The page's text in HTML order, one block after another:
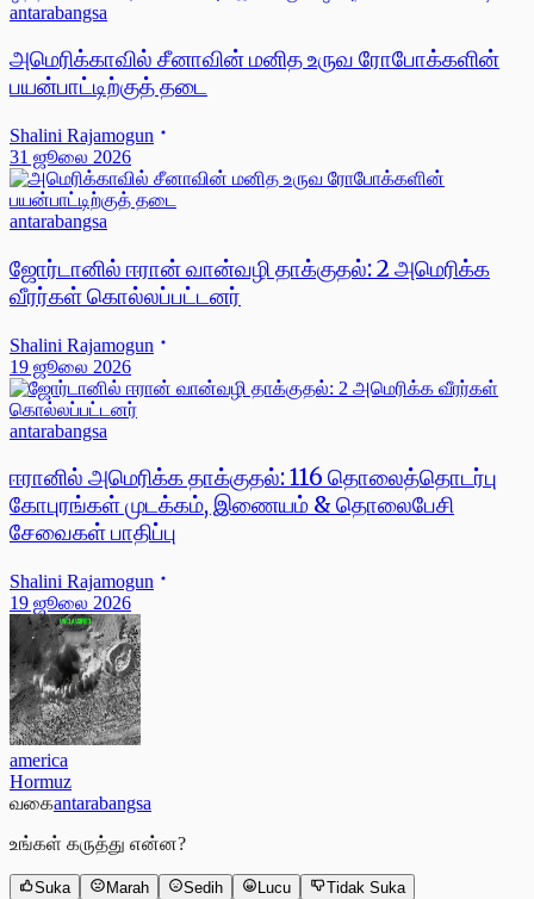
antarabangsa
அமெரிக்காவில் சீனாவின் மனித உருவ ரோபோக்களின்
பயன்பாட்டிற்குத் தடை
Shalini Rajamogun
31 ஜூலை 2026
antarabangsa
ஜோர்டானில் ஈரான் வான்வழி தாக்குதல்: 2 அமெரிக்க
வீரர்கள் கொல்லப்பட்டனர்
Shalini Rajamogun
19 ஜூலை 2026
antarabangsa
ஈரானில் அமெரிக்க தாக்குதல்: 116 தொலைத்தொடர்பு
கோபுரங்கள் முடக்கம், இணையம் & தொலைபேசி
சேவைகள் பாதிப்பு
Shalini Rajamogun
19 ஜூலை 2026
america
Hormuz
வகைantarabangsa
உங்கள் கருத்து என்ன?
Suka Marah Sedih Lucu Tidak Suka